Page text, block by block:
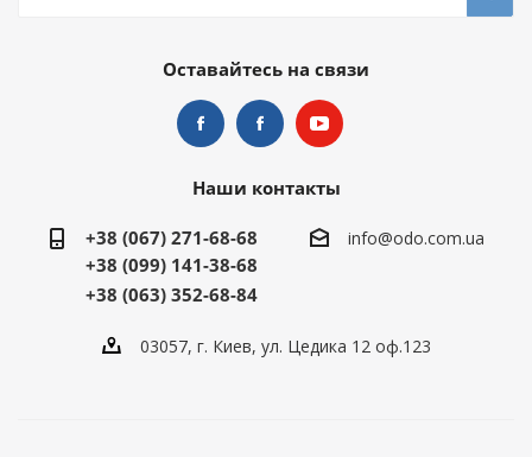
Оставайтесь на связи
Наши контакты
+38 (067) 271-68-68
+38 (099) 141-38-68
+38 (063) 352-68-84
info@odo.com.ua
03057, г. Киев, ул. Цедика 12 оф.123